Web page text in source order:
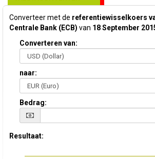
Converteer met de referentiewisselkoers
Centrale Bank (ECB) van 18 September
Converteren van:
naar:
Bedrag:
Resultaat: